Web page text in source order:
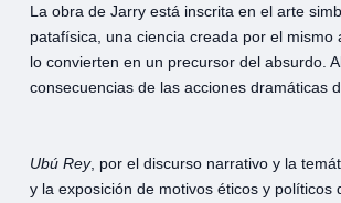
La obra de Jarry está inscrita en el arte
patafísica, una ciencia creada por el
lo convierten en un precursor del absurdo.
consecuencias de las acciones dramáticas
Ubú Rey, por el discurso narrativo y la
y la exposición de motivos éticos y